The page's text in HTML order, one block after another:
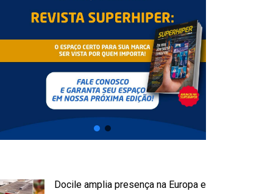
Docile amplia presença na Europa e